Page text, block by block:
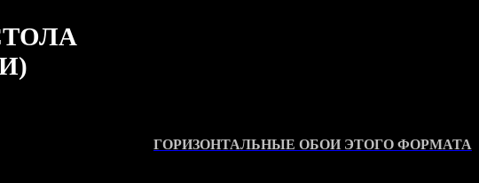
ГОРИЗОНТАЛЬНЫЕ ОБОИ ЭТОГО ФОРМАТА